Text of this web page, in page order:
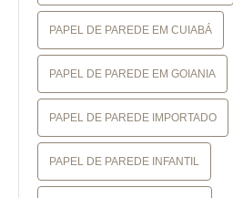
PAPEL DE PAREDE EM CUIABÁ
PAPEL DE PAREDE EM GOIANIA
PAPEL DE PAREDE IMPORTADO
PAPEL DE PAREDE INFANTIL